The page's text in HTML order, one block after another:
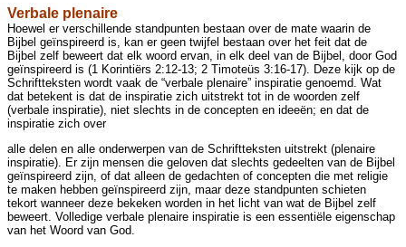
Verbale plenaire
Hoewel er verschillende standpunten bestaan over de mate waarin de
Bijbel geïnspireerd is, kan er geen twijfel bestaan over het feit dat de
Bijbel zelf beweert dat elk woord ervan, in elk deel van de Bijbel, door God
geïnspireerd is (1 Korintiërs 2:12-13; 2 Timoteüs 3:16-17). Deze kijk op de
Schriftteksten wordt vaak de “verbale plenaire” inspiratie genoemd. Wat
dat betekent is dat de inspiratie zich uitstrekt tot in de woorden zelf
(verbale inspiratie), niet slechts in de concepten en ideeën; en dat de
inspiratie zich over
alle delen en alle onderwerpen van de Schriftteksten uitstrekt (plenaire
inspiratie). Er zijn mensen die geloven dat slechts gedeelten van de Bijbel
geïnspireerd zijn, of dat alleen de gedachten of concepten die met religie
te maken hebben geïnspireerd zijn, maar deze standpunten schieten
tekort wanneer deze bekeken worden in het licht van wat de Bijbel zelf
beweert. Volledige verbale plenaire inspiratie is een essentiële eigenschap
van het Woord van God.